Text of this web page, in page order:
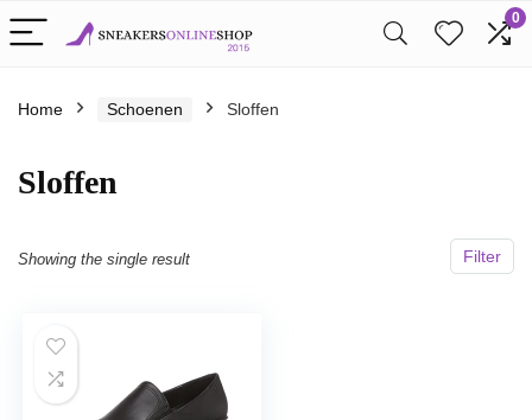
0
Home Schoenen Sloffen
Sloffen
Filter
Showing the single result